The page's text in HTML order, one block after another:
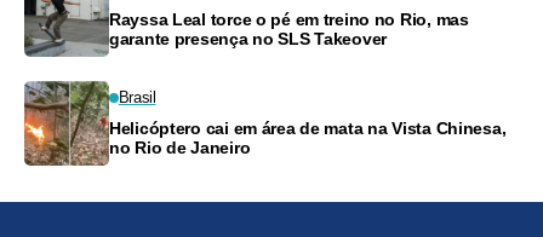
Rayssa Leal torce o pé em treino no Rio, mas
garante presença no SLS Takeover
Brasil
Helicóptero cai em área de mata na Vista Chinesa,
no Rio de Janeiro